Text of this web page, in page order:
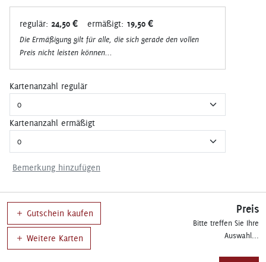
regulär: 24,50 € ermäßigt: 19,50 €
Die Ermäßigung gilt für alle, die sich gerade den vollen
Preis nicht leisten können...
Kartenanzahl regulär
Kartenanzahl ermäßigt
Bemerkung hinzufügen
Gutschein kaufen
Weitere Karten
Preis
Bitte treffen Sie Ihre
Auswahl...